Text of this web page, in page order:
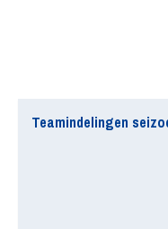
Teamindelingen